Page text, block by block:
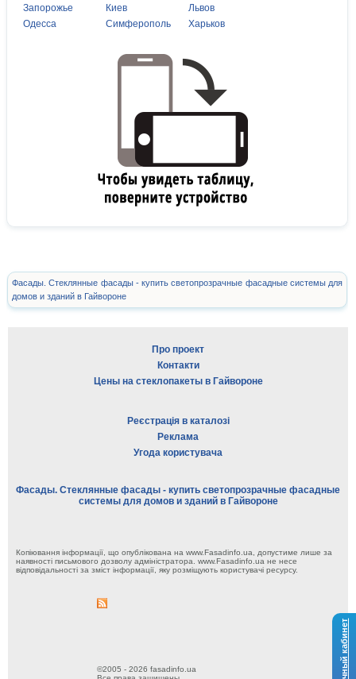
Личный кабинет
Запорожье
Киев
Львов
Одесса
Симферополь Харьков
Фасады. Стеклянные фасады - купить светопрозрачные фасадные системы для
домов и зданий в Гайвороне
Про проект
Контакти
Цены на стеклопакеты в Гайвороне
Реєстрація в каталозі
Реклама
Угода користувача
Фасады. Стеклянные фасады - купить светопрозрачные фасадные
системы для домов и зданий в Гайвороне
Копіювання інформації, що опублікована на www.Fasadinfo.ua, допустиме лише за
наявності письмового дозволу адміністратора. www.Fasadinfo.ua не несе
відповідальності за зміст інформації, яку розміщують користувачі ресурсу.
©2005 - 2026 fasadinfo.ua